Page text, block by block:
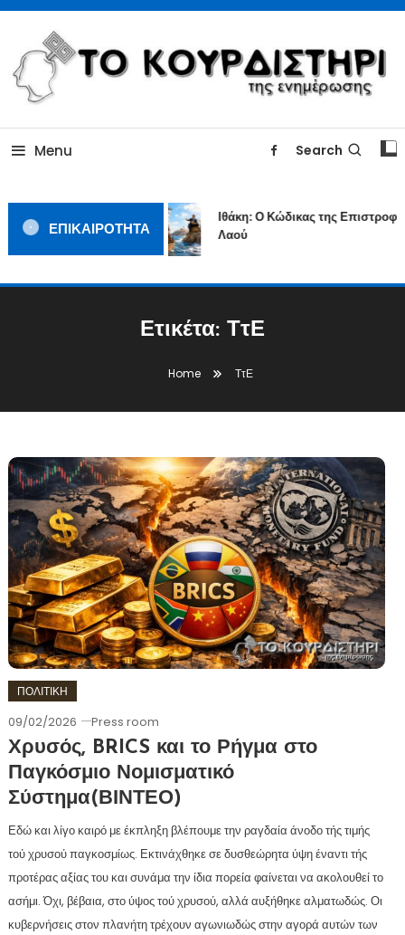
Skip
Content
TOKOURDISTIRI.GR
Menu Search
ΕΠΙΚΑΙΡΟΤΗΤΑ
Ιθάκη: Ο Κώδικας της
Λαού
Ετικέτα: ΤτΕ
Home ΤτΕ
ΠΟΛΙΤΙΚΗ
09/02/2026 Press room
Χρυσός, BRICS και το Ρήγμα στο
Παγκόσμιο Νομισματικό
Σύστημα(ΒΙΝΤΕΟ)
Εδώ και λίγο καιρό με έκπληξη βλέπουμε την ραγδαία άνοδο τής τιμής
τού χρυσού παγκοσμίως. Εκτινάχθηκε σε δυσθεώρητα ύψη έναντι τής
προτέρας αξίας του και συνάμα την ίδια πορεία φαίνεται να ακολουθεί το
ασήμι. Όχι, βέβαια, στο ύψος τού χρυσού, αλλά αυξήθηκε αλματωδώς. Οι
κυβερνήσεις στον πλανήτη τρέχουν αγωνιωδώς στην αγορά αυτών των